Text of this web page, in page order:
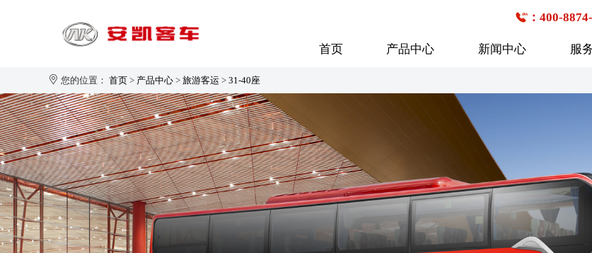
：400-
首页 产品中心
旅游客运
1-20座
21-30座
31-40座
41-50座
50座以上
7-8米
8-9米
9-10米
10-11米
1-20座
31-40座
41-50座
50座以上
21-
50
新闻中心
企业新闻 媒体报道
服
安凯大家园 服务网点查
生产制造
企业简介 发展历程
您的位置：首页 > 产品中心 >旅游客运 >31-40座